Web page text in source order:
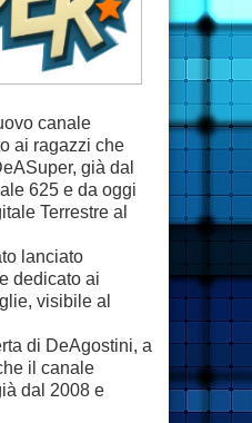
canale
ai ragazzi che
già dal
625 e da oggi
Terrestre al
lanciato
dedicato ai
visibile al
di DeAgostini, a
il canale
dal 2008 e